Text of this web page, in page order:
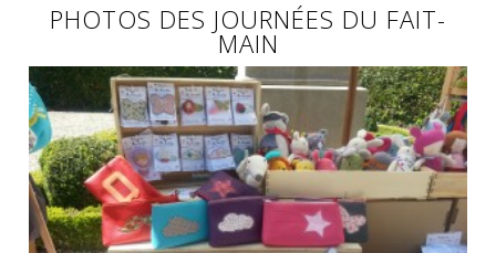
PHOTOS DES JOURNÉES DU FAIT-
MAIN